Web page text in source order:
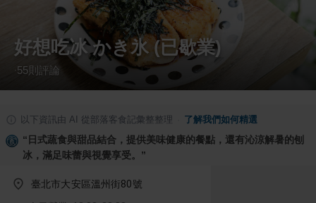
好想吃冰 かき氷 (已歇業)
55則評論
以下資訊由 AI 從部落客食記彙整整理 了解我們如何精選
“ 日式蔬食與甜品結合，提供美味健康的餐點，還有沁涼解暑的刨
冰，滿足味蕾與視覺享受。 ”
臺北市大安區溫州街80號